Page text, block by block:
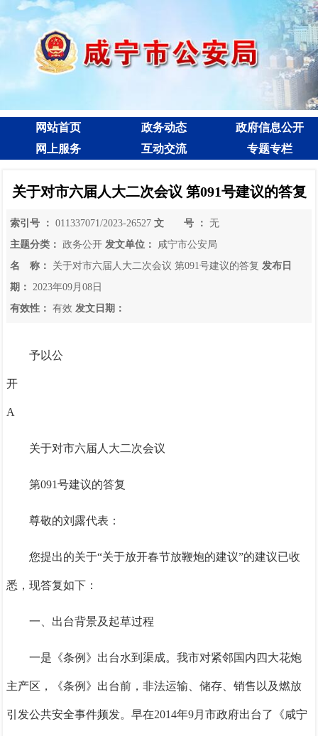
网站首页 政务动态
政府信息公开
网上服务
互动交流 专题专栏
关于对市六届人大二次会议 第091号建议的答复
索引号 ： 011337071/2023-26527 文 号 ：
无
主题分类：
政务公开 发文单位：
咸宁市公安局
名 称：
关于对市六届人大二次会议 第091号建议的答复 发布日
期：
2023年09月08日
有效性：
有效 发文日期：
予以公
开
A
关于对市六届人大二次会议
第091号建议的答复
尊敬的刘露代表 ：
您提出的关于“关于放开春节放鞭炮的建议”的建议已收
悉，现答复如下：
一、 出台背景及起草过程
一是《条例》出台水到渠成。我市对紧邻国内四大花炮
主产区，《条例》出台前，非法运输、储存、销售以及燃放
引发公共安全事件频发。早在2014年9月市政府出台了《咸宁